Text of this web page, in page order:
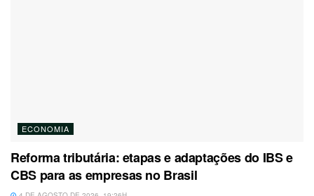
ECONOMIA
Reforma tributária: etapas e adaptações do IBS e
CBS para as empresas no Brasil